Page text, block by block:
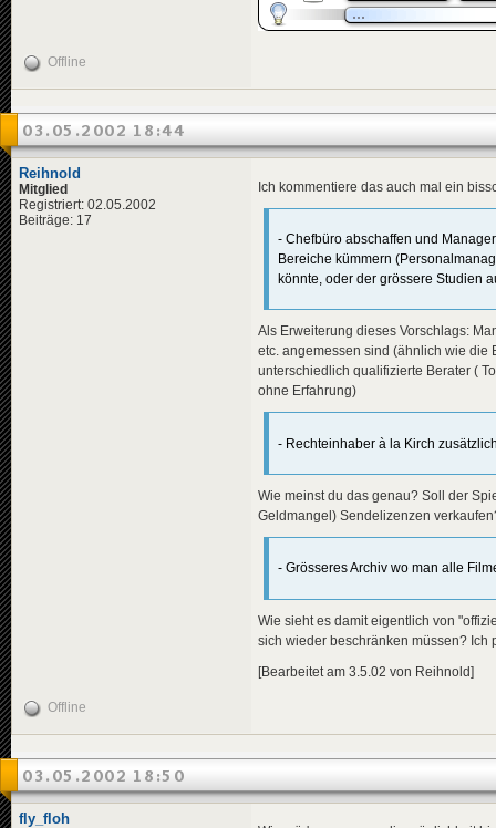
Offline
03.05.2002 18:44
Reihnold
Mitglied
Registriert: 02.05.2002
Beiträge: 17
Ich kommentiere das auch mal ein
- Chefbüro abschaffen und
Bereiche kümmern
könnte, oder der grössere Studien
Als Erweiterung dieses Vorschlags:
etc. angemessen sind (ähnlich wie die
unterschiedlich qualifizierte Berater (
ohne Erfahrung)
- Rechteinhaber à la Kirch
Wie meinst du das genau? Soll der
Geldmangel) Sendelizenzen
- Grösseres Archiv wo man alle
Wie sieht es damit eigentlich von
sich wieder beschränken müssen? Ich
[Bearbeitet am 3.5.02 von Reihnold]
Offline
03.05.2002 18:50
fly_floh